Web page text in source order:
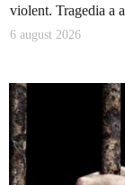
violent. Tragedia a
6 august 2026